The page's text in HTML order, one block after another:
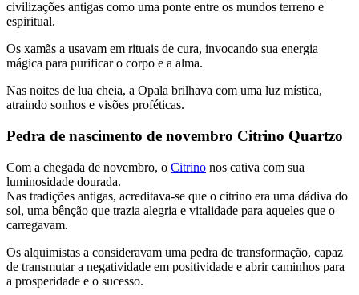
civilizações antigas como uma ponte entre os mundos terreno e
espiritual.
Os xamãs a usavam em rituais de cura, invocando sua energia
mágica para purificar o corpo e a alma.
Nas noites de lua cheia, a Opala brilhava com uma luz mística,
atraindo sonhos e visões proféticas.
Pedra de nascimento de novembro Citrino Quartzo
Com a chegada de novembro, o Citrino nos cativa com sua
luminosidade dourada.
Nas tradições antigas, acreditava-se que o citrino era uma dádiva do
sol, uma bênção que trazia alegria e vitalidade para aqueles que o
carregavam.
Os alquimistas a consideravam uma pedra de transformação, capaz
de transmutar a negatividade em positividade e abrir caminhos para
a prosperidade e o sucesso.